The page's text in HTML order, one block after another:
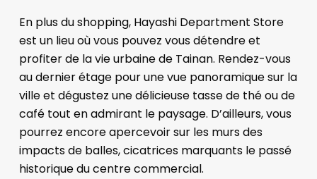
En plus du shopping, Hayashi Department Store
est un lieu où vous pouvez vous détendre et
profiter de la vie urbaine de Tainan. Rendez-vous
au dernier étage pour une vue panoramique sur la
ville et dégustez une délicieuse tasse de thé ou de
café tout en admirant le paysage. D’ailleurs, vous
pourrez encore apercevoir sur les murs des
impacts de balles, cicatrices marquants le passé
historique du centre commercial.